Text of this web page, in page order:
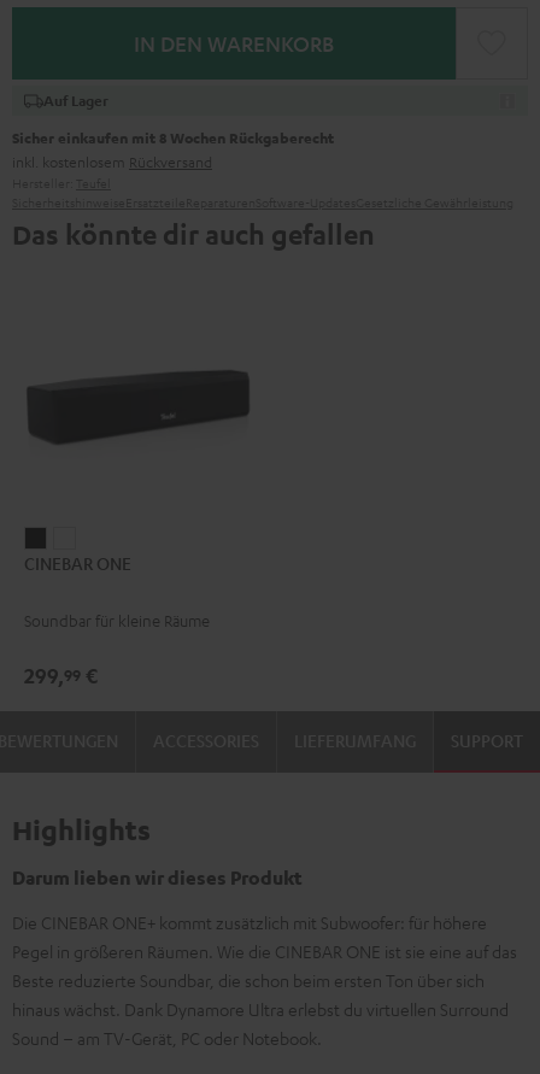
IN DEN WARENKORB
Auf Lager
Sicher einkaufen mit 8 Wochen Rückgaberecht
inkl. kostenlosem Rückversand
Das könnte dir auch gefallen
ONEONE
CINEBAR ONE
Soundbar für kleine Räume
299,99 €
SUPPORT
Highlights
Darum lieben wir dieses Produkt
Die CINEBAR ONE+ kommt zusätzlich mit Subwoofer: für höhere
Pegel in größeren Räumen. Wie die CINEBAR ONE ist sie eine auf das
Beste reduzierte Soundbar, die schon beim ersten Ton über sich
hinaus wächst. Dank Dynamore Ultra erlebst du virtuellen Surround
Sound – am TV-Gerät, PC oder Notebook.